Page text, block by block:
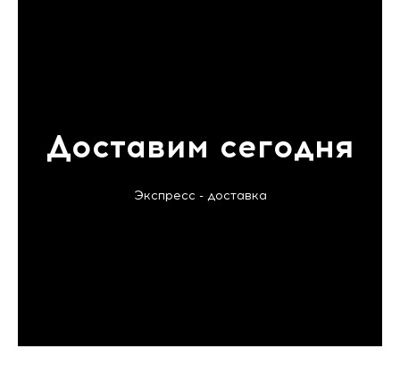
Доставим сегодня
Экспресс - доставка